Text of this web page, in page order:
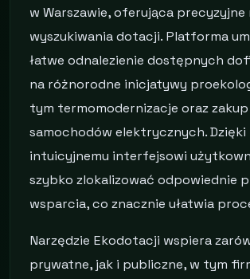
w Warszawie, oferująca precyzyjne
wyszukiwania dotacji. Platforma
łatwe odnalezienie dostępnych
na różnorodne inicjatywy
tym termomodernizacje oraz zakup
samochodów elektrycznych. Dzięki
intuicyjnemu interfejsowi
szybko zlokalizować odpowiednie
wsparcia, co znacznie ułatwia
Narzędzie Ekodotacji wspiera
prywatne, jak i publiczne, w tym